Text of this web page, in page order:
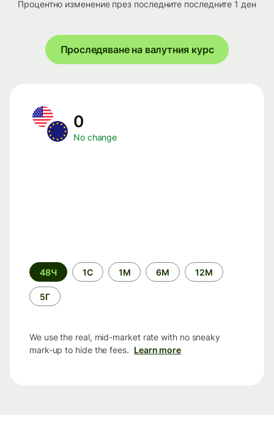
Процентно изменение през последните последните 1 ден
Проследяване на валутния курс
0
No change
Time
period
48Ч 1С 1М 6М 12М
5Г
We use the real, mid-market rate with no sneaky
mark-up to hide the fees. Learn more